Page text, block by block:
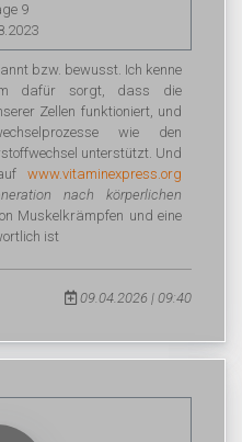
9
bzw. bewusst. Ich kenne
dafür sorgt, dass die
Zellen funktioniert, und
wie den
unterstützt. Und
www.vitaminexpress.org
nach körperlichen
Muskelkrämpfen und eine
ist
09.04.2026 | 09:40